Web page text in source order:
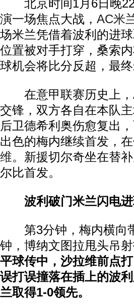
北京时间1月6日晚22
演一场焦点大战， AC米
场米兰凭借着波利的进
位置被对手打穿，桑索
球机会将比分反超，最
在意甲联赛历史上，
交锋，双方各自在本队
后卫德希利奥伤愈复出
出色的梅内继续首发，
维。新援切尔奇坐在替
尔比首发。
波利破门米兰闪电进
第3分钟，梅内横向
钟，博纳文图拉甩头吊射
平球传中，沙拉维前点
误打误撞落在插上的波
兰取得1-0领先。